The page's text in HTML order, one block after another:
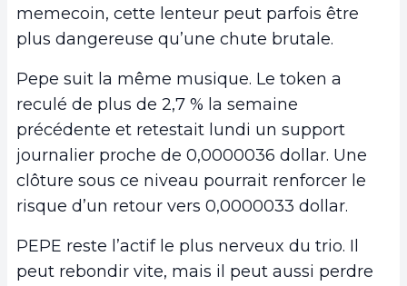
memecoin, cette lenteur peut parfois être
plus dangereuse qu’une chute brutale.
Pepe suit la même musique. Le token a
reculé de plus de 2,7 % la semaine
précédente et retestait lundi un support
journalier proche de 0,0000036 dollar. Une
clôture sous ce niveau pourrait renforcer le
risque d’un retour vers 0,0000033 dollar.
PEPE reste l’actif le plus nerveux du trio. Il
peut rebondir vite, mais il peut aussi perdre